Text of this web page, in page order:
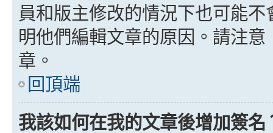
員和版主修改的情況下也可能
明他們編輯文章的原因。請注
章。
回頂端
我該如何在我的文章後增加簽名